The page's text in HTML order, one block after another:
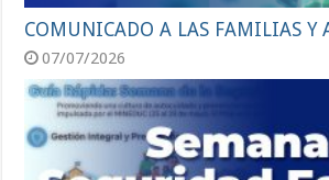
COMUNICADO A LAS FAMILIAS Y
07/07/2026